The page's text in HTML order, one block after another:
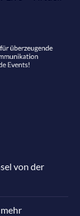
von der